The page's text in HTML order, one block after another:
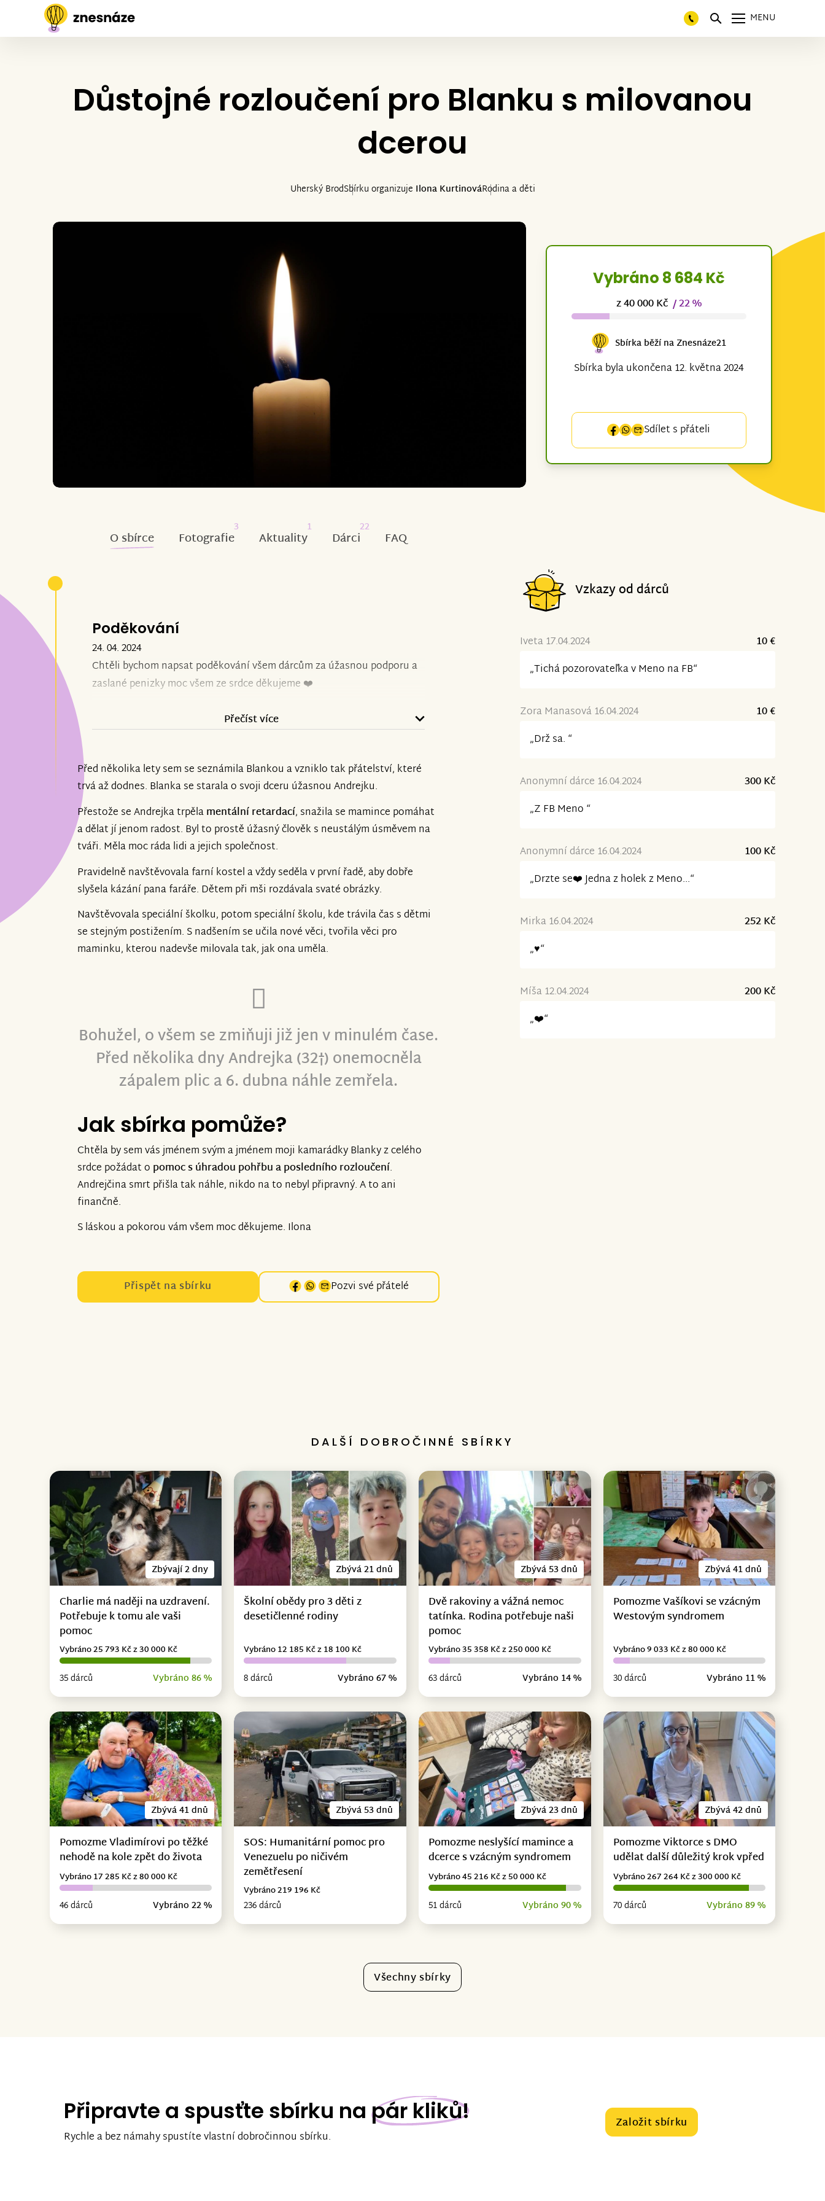
MENU
Důstojné rozloučení pro Blanku s milovanou
dcerou
Uherský BrodSbírku organizuje Ilona KurtinováRodina a děti
Vybráno 8 684 Kč
z 40 000 Kč / 22 %
Sbírka běží na Znesnáze21
Sbírka byla ukončena 12. května 2024
Sdílet s přáteli
O sbírce Fotografie
3
Aktuality
1
Dárci
22
FAQ
Poděkování
24. 04. 2024
Chtěli bychom napsat poděkování všem dárcům za úžasnou podporu a
zaslané penizky moc všem ze srdce děkujeme ❤️
Přečíst více
Před několika lety sem se seznámila Blankou a vzniklo tak přátelství, které
trvá až dodnes. Blanka se starala o svoji dceru úžasnou Andrejku.
Přestože se Andrejka trpělamentální retardací, snažila se mamince pomáhat
a dělat jí jenom radost. Byl to prostě úžasný člověk s neustálým úsměvem na
tváři. Měla moc ráda lidi a jejich společnost.
Pravidelně navštěvovala farní kostel a vždy seděla v první řadě, aby dobře
slyšela kázání pana faráře. Dětem při mši rozdávala svaté obrázky.
Navštěvovala speciální školku, potom speciální školu, kde trávila čas s dětmi
se stejným postižením. S nadšením se učila nové věci, tvořila věci pro
maminku, kterou nadevše milovala tak, jak ona uměla.
Bohužel, o všem se zmiňuji již jen v minulém čase.
Před několika dny Andrejka (32†) onemocněla
zápalem plic a 6. dubna náhle zemřela.
Jak sbírka pomůže?
Chtěla by sem vás jménem svým a jménem moji kamarádky Blanky z celého
srdce požádat o pomoc s úhradou pohřbu a posledního rozloučení.
Andrejčina smrt přišla tak náhle, nikdo na to nebyl připravný. A to ani
finančně.
S láskou a pokorou vám všem moc děkujeme. Ilona
Přispět na sbírku Pozvi své přátelé
Vzkazy od dárců
Iveta 17.04.2024
10 €
„Tichá pozorovateľka v Meno na FB“
Zora Manasová 16.04.2024
10 €
„Drž sa. “
Anonymní dárce 16.04.2024
300 Kč
„Z FB Meno “
Anonymní dárce 16.04.2024
100 Kč
„Drzte se❤️ Jedna z holek z Meno...“
Mirka 16.04.2024
252 Kč
„♥️“
Míša 12.04.2024
200 Kč
„❤️“
DALŠÍ DOBROČINNÉ SBÍRKY
Zbývají 2 dny
Charlie má naději na uzdravení.
Potřebuje k tomu ale vaši
pomoc
35 dárců Vybráno 86 %
Vybráno 25 793 Kč z 30 000 Kč
Zbývá 21 dnů
Školní obědy pro 3 děti z
desetičlenné rodiny
8 dárců Vybráno 67 %
Vybráno 12 185 Kč z 18 100 Kč
Zbývá 53 dnů
Dvě rakoviny a vážná nemoc
tatínka. Rodina potřebuje naši
pomoc
63 dárců Vybráno 14 %
Vybráno 35 358 Kč z 250 000 Kč
Zbývá 41 dnů
Pomozme Vašíkovi se vzácným
Westovým syndromem
30 dárců Vybráno 11 %
Vybráno 9 033 Kč z 80 000 Kč
Zbývá 41 dnů
Pomozme Vladimírovi po těžké
nehodě na kole zpět do života
46 dárců Vybráno 22 %
Vybráno 17 285 Kč z 80 000 Kč
Zbývá 53 dnů
SOS: Humanitární pomoc pro
Venezuelu po ničivém
zemětřesení
236 dárců
Vybráno 219 196 Kč
Zbývá 23 dnů
Pomozme neslyšící mamince a
dcerce s vzácným syndromem
51 dárců Vybráno 90 %
Vybráno 45 216 Kč z 50 000 Kč
Zbývá 42 dnů
Pomozme Viktorce s DMO
udělat další důležitý krok vpřed
70 dárců Vybráno 89 %
Vybráno 267 264 Kč z 300 000 Kč
Všechny sbírky
Připravte a spusťte sbírku na pár kliků!
Rychle a bez námahy spustíte vlastní dobročinnou sbírku.
Založit sbírku